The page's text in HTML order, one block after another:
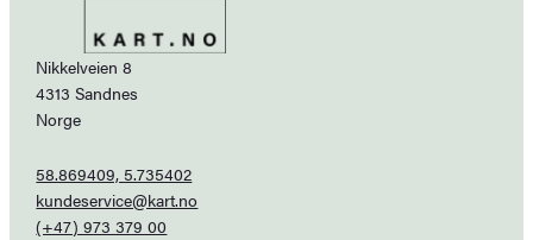
Nikkelveien 8
4313 Sandnes
Norge
58.869409, 5.735402
kundeservice@kart.no
(+47) 973 379 00